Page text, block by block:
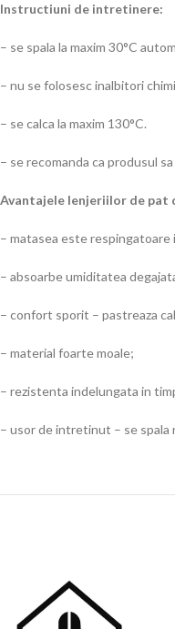
Instructiuni de intretinere:
– se spala la maxim 30°C
– nu se folosesc inalbitori
– se calca la maxim 130°C.
– se recomanda ca produsul
Avantajele lenjeriilor de pat
– matasea este
– absoarbe umiditatea
– confort sporit – pastreaza
– material foarte moale;
– rezistenta indelungata in
– usor de intretinut – se spala